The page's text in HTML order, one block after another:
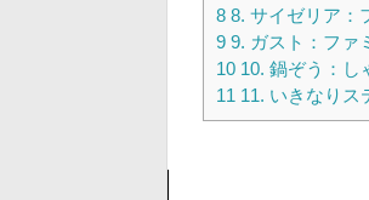
8 8. サイゼリア：
9 9. ガスト：ファ
10 10. 鍋ぞう：し
11 11. いきなりス